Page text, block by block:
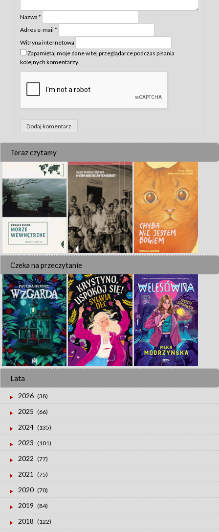
Nazwa *
Adres e-mail *
Witryna internetowa
Zapamiętaj moje dane w tej przeglądarce podczas pisania
kolejnych komentarzy.
Teraz czytamy
Czeka na przeczytanie
Lata
2026 (38)
2025 (66)
2024 (135)
2023 (101)
2022 (77)
2021 (75)
2020 (70)
2019 (84)
2018 (122)